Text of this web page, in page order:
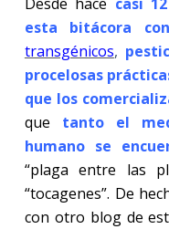
esta bitácora
transgénicos,
procelosas
que los
que
tanto el
humano se
“plaga entre las
“tocagenes”. De
con otro blog de